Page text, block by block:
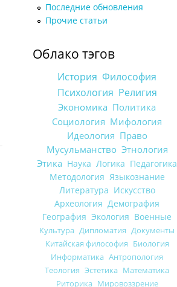
Последние обновления
Прочие статьи
Облако тэгов
История Философия
Психология Религия
Экономика Политика
Социология Мифология
Идеология Право
Мусульманство Этнология
Этика Наука Логика Педагогика
Методология Языкознание
Литература Искусство
Археология Демография
География Экология Военные
Культура Дипломатия Документы
Китайская философия Биология
Информатика Антропология
Теология Эстетика Математика
Риторика Мировоззрение